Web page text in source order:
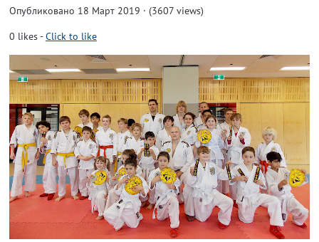
Опубликовано 18 Март 2019 · (3607 views)
0 likes-Click to like